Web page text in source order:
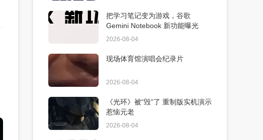
把学习笔记变为游戏，谷歌
Gemini Notebook 新功能曝光
2026-08-04
现场体育馆演唱会纪录片
2026-08-04
《光环》被“毁”了 重制版实机演示
惹恼元老
2026-08-04